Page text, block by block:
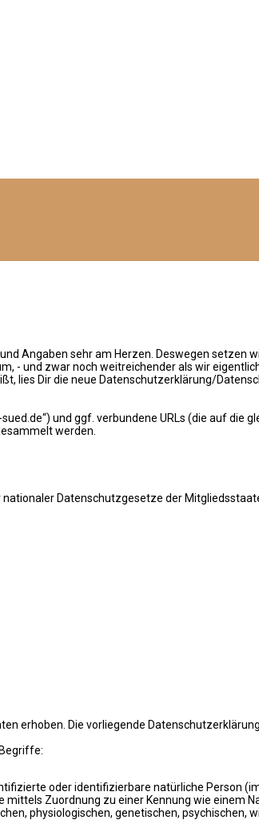
Angaben sehr am Herzen. Deswegen
- und zwar noch weitreichender als wir
lies Dir die neue Datenschutzerklärung/
und ggf. verbundene URLs (die auf die
werden.
Datenschutzgesetze der
erhoben. Die vorliegende
oder identifizierbare natürliche Person
Zuordnung zu einer Kennung wie einem
physiologischen, genetischen,